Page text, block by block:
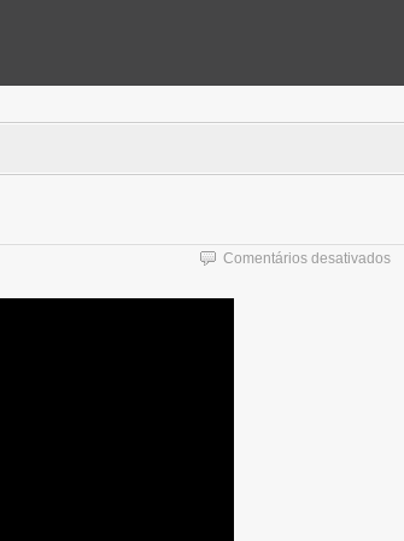
Comentários desativadosem